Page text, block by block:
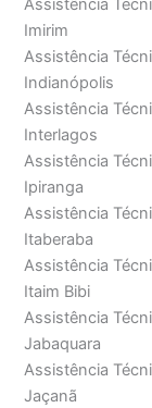
Assistência
Imirim
Assistência
Indianópolis
Assistência
Interlagos
Assistência
Ipiranga
Assistência
Itaberaba
Assistência
Itaim Bibi
Assistência
Jabaquara
Assistência
Jaçanã